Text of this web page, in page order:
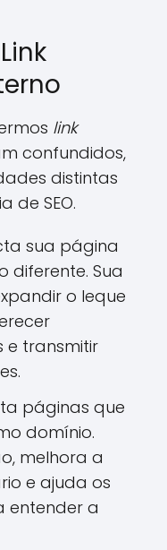
link
confundidos,
distintas
de SEO.
sua página
diferente. Sua
o leque
e transmitir
páginas que
domínio.
melhora a
e ajuda os
entender a